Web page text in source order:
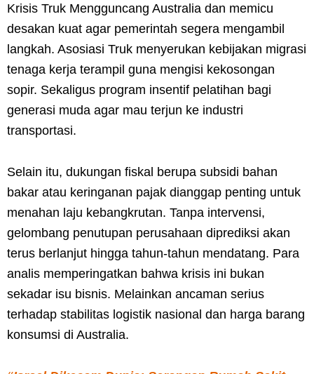
Krisis Truk Mengguncang Australia dan memicu
desakan kuat agar pemerintah segera mengambil
langkah. Asosiasi Truk menyerukan kebijakan migrasi
tenaga kerja terampil guna mengisi kekosongan
sopir. Sekaligus program insentif pelatihan bagi
generasi muda agar mau terjun ke industri
transportasi.
Selain itu, dukungan fiskal berupa subsidi bahan
bakar atau keringanan pajak dianggap penting untuk
menahan laju kebangkrutan. Tanpa intervensi,
gelombang penutupan perusahaan diprediksi akan
terus berlanjut hingga tahun-tahun mendatang. Para
analis memperingatkan bahwa krisis ini bukan
sekadar isu bisnis. Melainkan ancaman serius
terhadap stabilitas logistik nasional dan harga barang
konsumsi di Australia.